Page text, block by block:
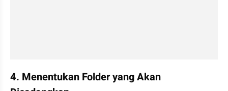
4. Menentukan Folder yang Akan